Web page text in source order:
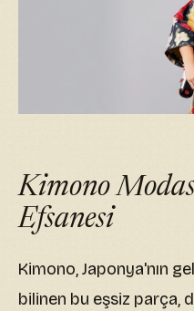
Kimono
Efsanesi
Kimono, Japonya'nın
bilinen bu eşsiz parça,